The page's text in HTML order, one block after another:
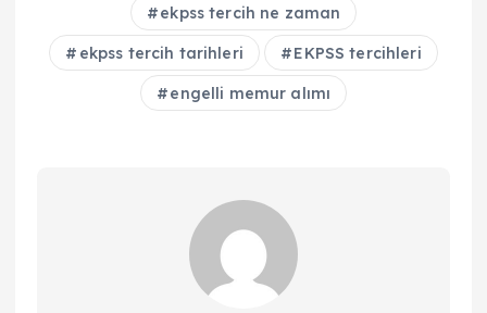
ekpss tercih ne zaman
ekpss tercih tarihleri EKPSS tercihleri
engelli memur alımı